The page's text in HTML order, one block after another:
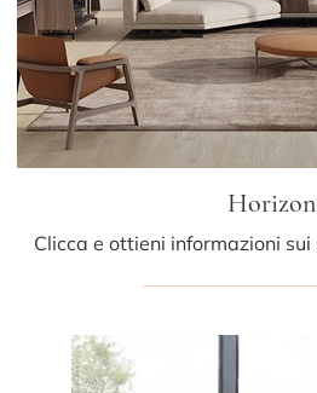
Horizon